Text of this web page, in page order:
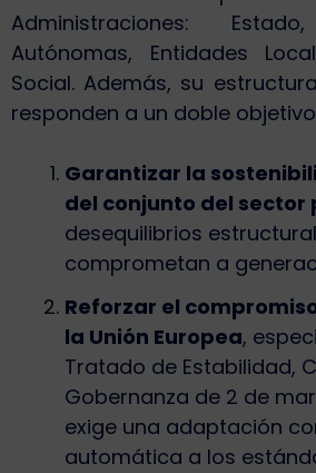
Administraciones:
Autónomas, Entidades
Social. Además, su
responden a un doble
Garantizar la
del conjunto del sector
desequilibrios
comprometan a
Reforzar el
la Unión Europea,
Tratado de Estabilidad,
Gobernanza de 2 de
exige una adaptación
automática a los